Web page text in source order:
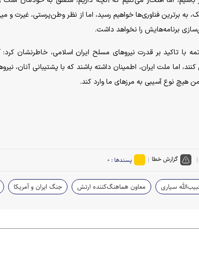
به برترین فناوری‌ها خواهیم رسید، اما از نظر وطن‌پرستی، غیرت
برنامه‌هایش را نخواهد داشت.
با تاکید بر قدرت نیرو‌های مسلح ایران اسلامی، خاطرنشان
اما ملت ایران، اطمینان داشته باشند که با پشتیبانی آنان،
هیچ نوع آسیبی به مرز‌های ما وارد کند.
گزارش خطا پسندها : ۰
سیاری معاون هماهنگ‌کننده ارتش جنگ ایران و آمریکا